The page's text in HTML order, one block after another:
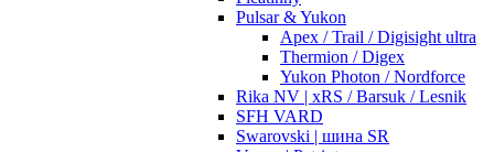
Pulsar & Yukon
Apex / Trail / Digisight ultra
Thermion / Digex
Yukon Photon / Nordforce
Rika NV | xRS / Barsuk / Lesnik
SFH VARD
Swarovski | шина SR